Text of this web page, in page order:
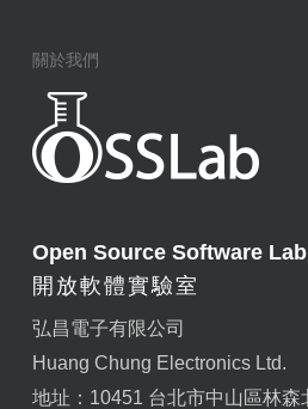
關於我們
Open Source Software Lab
開放軟體實驗室
弘昌電子有限公司
Huang Chung Electronics Ltd.
地址：10451 台北市中山區林森